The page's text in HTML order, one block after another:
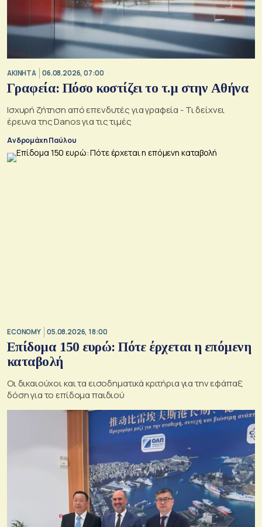
ΑΚΙΝΗΤΑ 06.08.2026, 07:00
Γραφεία: Πόσο κοστίζει το τ.μ στην Αθήνα
Ισχυρή ζήτηση από επενδυτές για γραφεία - Τι δείχνει
έρευνα της Danos για τις τιμές
Ανδρομάχη Παύλου
ECONOMY 05.08.2026, 18:00
Επίδομα 150 ευρώ: Πότε έρχεται η επόμενη
καταβολή
Οι δικαιούχοι και τα εισοδηματικά κριτήρια για την εφάπαξ
δόση για το επίδομα παιδιού